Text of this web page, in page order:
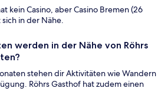
kein Casino, aber Casino Bremen (26
in der Nähe.
werden in der Nähe von Röhrs
stehen dir Aktivitäten wie Wandern
Röhrs Gasthof hat zudem einen